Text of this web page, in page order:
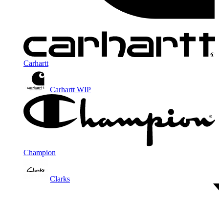
Carhartt
Carhartt WIP
Champion
Clarks